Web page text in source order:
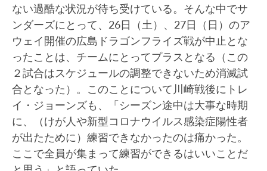
ない過酷な状況が待ち受けている。そんな中でサ
ンダーズにとって、26日（土）、27日（日）のア
ウェイ開催の広島ドラゴンフライズ戦が中止とな
ったことは、チームにとってプラスとなる（この
２試合はスケジュールの調整できないため消滅試
合となった）。このことについて川崎戦後にトレ
イ・ジョーンズも、「シーズン途中は大事な時期
に、（けが人や新型コロナウイルス感染症陽性者
が出たために）練習できなかったのは痛かった。
ここで全員が集まって練習ができるはいいことだ